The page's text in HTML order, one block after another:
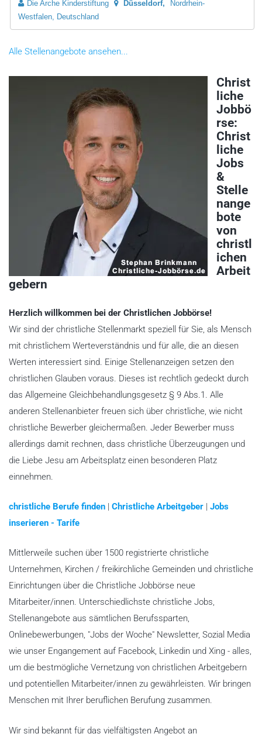
Die Arche Kinderstiftung Düsseldorf
Nordrhein-
Westfalen, Deutschland
Alle Stellenangebote ansehen...
Christ
liche
Jobbö
rse:
Christ
liche
Jobs
&
Stelle
nange
bote
von
christl
ichen
Arbeit
gebern
Herzlich willkommen bei der Christlichen Jobbörse!
Wir sind der christliche Stellenmarkt speziell für Sie, als Mensch
mit christlichem Werteverständnis und für alle, die an diesen
Werten interessiert sind. Einige Stellenanzeigen setzen den
christlichen Glauben voraus. Dieses ist rechtlich gedeckt durch
das Allgemeine Gleichbehandlungsgesetz § 9 Abs.1. Alle
anderen Stellenanbieter freuen sich über christliche, wie nicht
christliche Bewerber gleichermaßen. Jeder Bewerber muss
allerdings damit rechnen, dass christliche Überzeugungen und
die Liebe Jesu am Arbeitsplatz einen besonderen Platz
einnehmen.
christliche Berufe finden Christliche Arbeitgeber
Jobs
inserieren - Tarife
Mittlerweile suchen über 1500 registrierte christliche
Unternehmen, Kirchen / freikirchliche Gemeinden und christliche
Einrichtungen über die Christliche Jobbörse neue
Mitarbeiter/innen. Unterschiedlichste christliche Jobs,
Stellenangebote aus sämtlichen Berufssparten,
Onlinebewerbungen, "Jobs der Woche" Newsletter, Sozial Media
wie unser Engangement auf Facebook, Linkedin und Xing - alles,
um die bestmögliche Vernetzung von christlichen Arbeitgebern
und potentiellen Mitarbeiter/innen zu gewährleisten. Wir bringen
Menschen mit Ihrer beruflichen Berufung zusammen.
Wir sind bekannt für das vielfältigsten Angebot an